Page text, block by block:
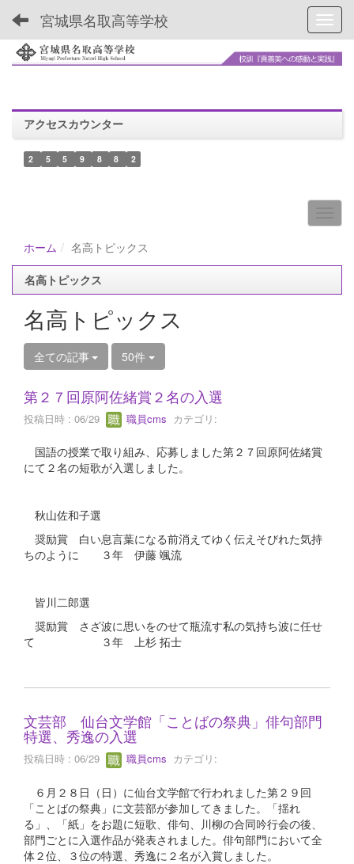
宮城県名取高等学校
アクセスカウンター
2 5 5 9 8 8 2
ホーム 名高トピックス
名高トピックス
名高トピックス
全ての記事 50件
第２７回原阿佐緒賞２名の入選
投稿日時 : 06/29 職員cms カテゴリ:
国語の授業で取り組み、応募しました第２７回原阿佐緒賞
にて２名の短歌が入選しました。
秋山佐和子選
奨励賞 白い息言葉になる前消えてゆく伝えそびれた気持
ちのように ３年 伊藤 颯流
皆川二郎選
奨励賞 さざ波に思いをのせて瓶流す私の気持ち波に任せ
て ３年 上杉 拓士
文芸部 仙台文学館「ことばの祭典」俳句部門
特選、秀逸の入選
投稿日時 : 06/29 職員cms カテゴリ:
６月２８日（日）に仙台文学館で行われました第２９回
「ことばの祭典」に文芸部が参加してきました。「揺れ
る」、「紙」をお題に短歌、俳句、川柳の合同吟行会の後、
部門ごとに入選作品が発表されました。俳句部門において全
体２位、３位の特選、秀逸に２名が入賞しました。